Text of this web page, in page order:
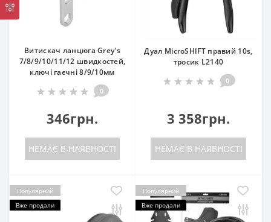
Витискач ланцюга Grey's
7/8/9/10/11/12 швидкостей,
ключі гаєчні 8/9/10мм
0
346грн.
НЕМАЄ В НАЯВНОСТІ
Дуал MicroSHIFT правий 10s,
тросик L2140
0
3 358грн.
НЕМАЄ В НАЯВНОСТІ
Популярний
Вже продали
Популярний
Вже продали